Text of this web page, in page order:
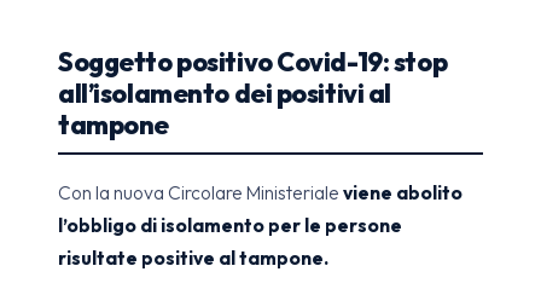
Soggetto positivo Covid-19: stop
all’isolamento dei positivi al
tampone
Con la nuova Circolare Ministeriale viene abolito
l’obbligo di isolamento per le persone
risultate positive al tampone.